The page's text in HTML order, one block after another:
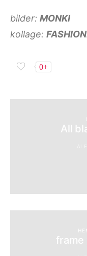
bilder: MONKI
kollage:
0+
All
frame